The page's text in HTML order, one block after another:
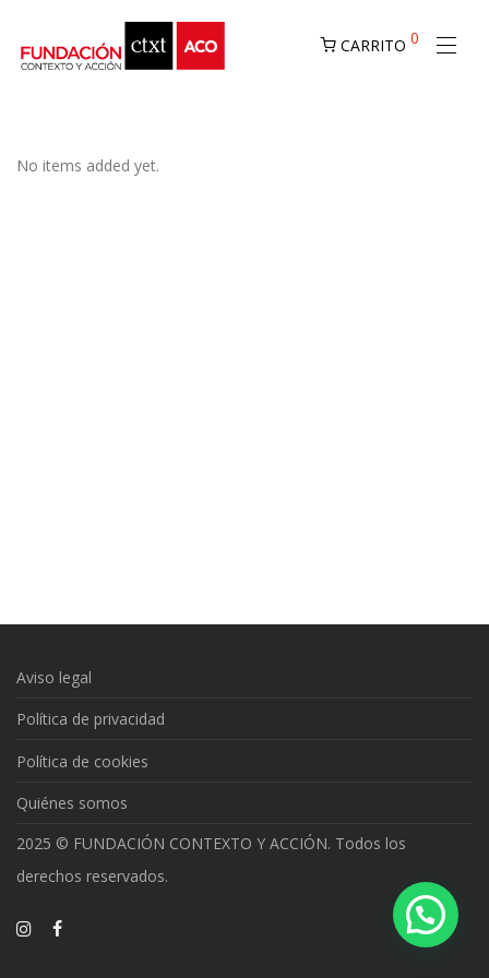
CARRITO 0
No items added yet.
Aviso legal
Política de privacidad
Política de cookies
Quiénes somos
2025 © FUNDACIÓN CONTEXTO Y ACCIÓN. Todos los
derechos reservados.